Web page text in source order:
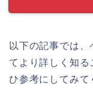
以下の記事では
てより詳しく知
ひ参考にしてみて